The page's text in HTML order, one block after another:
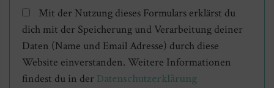
Mit der Nutzung dieses Formulars erklärst du
dich mit der Speicherung und Verarbeitung deiner
Daten (Name und Email Adresse) durch diese
Website einverstanden. Weitere Informationen
findest du in der Datenschutzerklärung